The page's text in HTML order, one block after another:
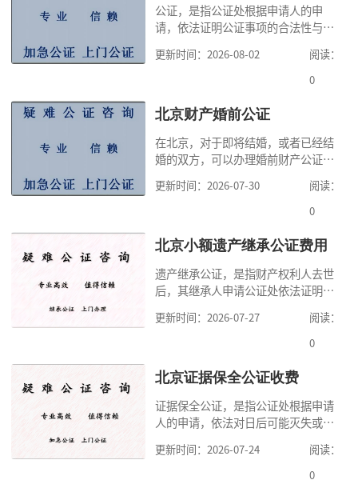
公证，是指公证处根据申请人的申
请，依法证明公证事项的合法性与真
高公证事项的效力，固定证据，但是
很多人不知道在北京办理公证需要多
家，办理公证的时候除了需要按照公
道北京公证需要什么材料,北京公证需
要多少钱？北京公
更新时间：2026-08-02
阅读：
0
北京财产婚前公证
在北京，对于即将结婚，或者已经结
婚的双方，可以办理婚前财产公证，
式，可以避免个人财产引发的纠纷，
但是，在北京办理婚前财产公证，除
料外，公证咨询告诉大家，我们有必
京婚前财产公证机构？了解这些不仅
有利于我们根
更新时间：2026-07-30
阅读：
0
北京小额遗产继承公证费用
遗产继承公证，是指财产权利人去世
后，其继承人申请公证处依法证明继
的证明活动。通过公证，继承人可以
拿着享有继承权的公证书办理遗产过
产继承公证，也要遵守公证流程，依
费。我们在办理继承公证的时候，需
要知道北京遗
更新时间：2026-07-27
阅读：
0
北京证据保全公证收费
证据保全公证，是指公证处根据申请
人的申请，依法对日后可能灭失或以
固定和描述，以保持其真实性与证明
力的活动，目的是“固定事实、预防
更新时间：2026-07-24
阅读：
0